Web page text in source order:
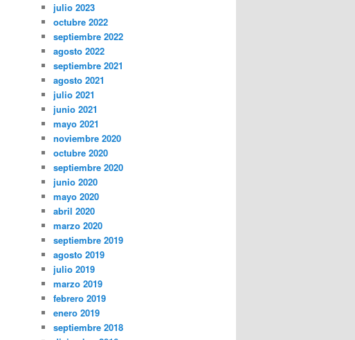
julio 2023
octubre 2022
septiembre 2022
agosto 2022
septiembre 2021
agosto 2021
julio 2021
junio 2021
mayo 2021
noviembre 2020
octubre 2020
septiembre 2020
junio 2020
mayo 2020
abril 2020
marzo 2020
septiembre 2019
agosto 2019
julio 2019
marzo 2019
febrero 2019
enero 2019
septiembre 2018